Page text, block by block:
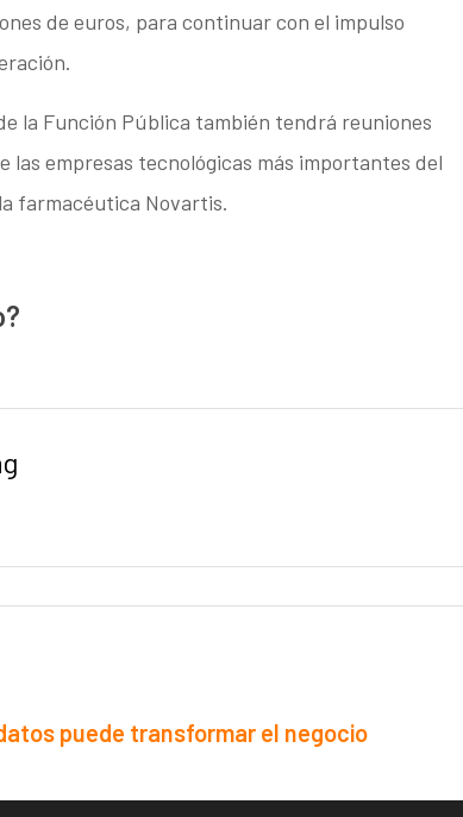
de euros, para continuar con el impulso
la Función Pública también tendrá reuniones
empresas tecnológicas más importantes del
farmacéutica Novartis.
puede transformar el negocio